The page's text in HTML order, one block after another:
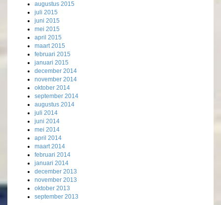
augustus 2015
juli 2015
juni 2015
mei 2015
april 2015
maart 2015
februari 2015
januari 2015
december 2014
november 2014
oktober 2014
september 2014
augustus 2014
juli 2014
juni 2014
mei 2014
april 2014
maart 2014
februari 2014
januari 2014
december 2013
november 2013
oktober 2013
september 2013